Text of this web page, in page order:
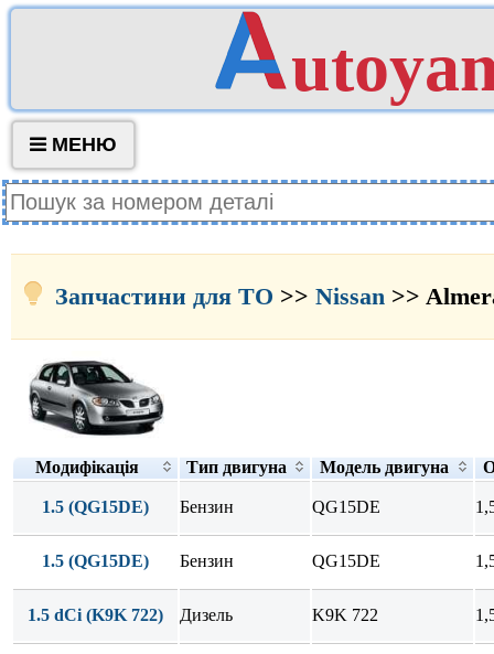
МЕНЮ
Запчастини для ТО >> Nissan >>
Модифікація Тип двигуна Модель двигуна
1.5 (QG15DE) Бензин QG15DE
1.5 (QG15DE) Бензин QG15DE
1.5 dCi (K9K 722) Дизель K9K 722